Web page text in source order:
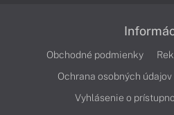
Obchodné podmienky
Ochrana osobných údajov
Vyhlásenie o